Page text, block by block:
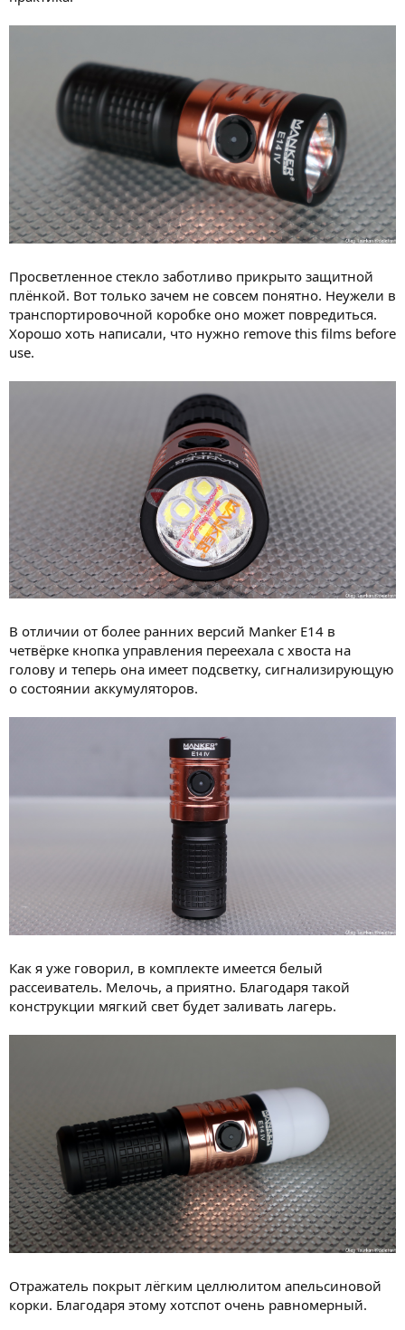
Просветленное стекло заботливо прикрыто защитной
плёнкой. Вот только зачем не совсем понятно. Неужели в
транспортировочной коробке оно может повредиться.
Хорошо хоть написали, что нужно remove this films before
use.
В отличии от более ранних версий Manker E14 в
четвёрке кнопка управления переехала с хвоста на
голову и теперь она имеет подсветку, сигнализирующую
о состоянии аккумуляторов.
Как я уже говорил, в комплекте имеется белый
рассеиватель. Мелочь, а приятно. Благодаря такой
конструкции мягкий свет будет заливать лагерь.
Отражатель покрыт лёгким целлюлитом апельсиновой
корки. Благодаря этому хотспот очень равномерный.